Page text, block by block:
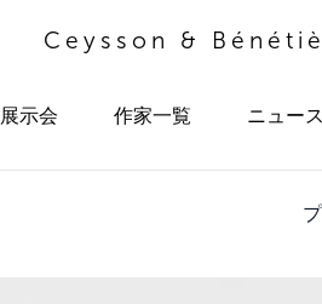
Ceysson &
展示会 作家一覧 ニュース